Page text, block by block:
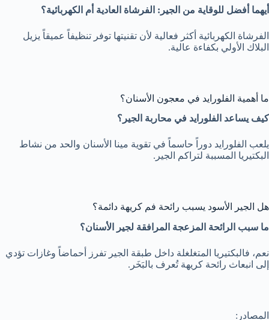
أيهما أفضل للوقاية من الجير: الفرشاة العادية أم الكهربائية؟
الفرشاة الكهربائية أكثر فعالية لأن تقنيتها توفر تنظيفاً عميقاً يزيل
البلاك الأولي بكفاءة عالية.
ما أهمية الفلورايد في معجون الأسنان؟
كيف يساعد الفلورايد في محاربة الجير؟
يلعب الفلورايد دوراً حاسماً في تقوية مينا الأسنان والحد من نشاط
البكتيريا المسببة لتراكم الجير.
هل الجير الأسود يسبب رائحة فم كريهة دائمة؟
ما سبب الرائحة المزعجة المرافقة لجير الأسنان؟
نعم، فالبكتيريا المتغلغلة داخل طبقة الجير تفرز أحماضاً وغازات تؤدي
إلى انبعاث رائحة كريهة تُعرف بالبَخَر.
المصادر: